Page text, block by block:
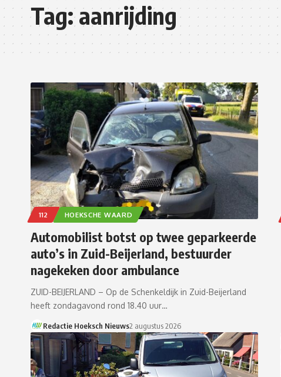
Tag:aanrijding
112 HOEKSCHE WAARD
Automobilist botst op twee geparkeerde
auto’s in Zuid-Beijerland, bestuurder
nagekeken door ambulance
ZUID-BEIJERLAND – Op de Schenkeldijk in Zuid-Beijerland
heeft zondagavond rond 18.40 uur…
Redactie Hoeksch Nieuws2 augustus 2026